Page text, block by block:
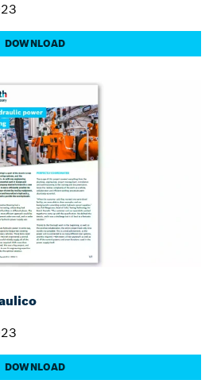
DOWNLOAD
DOWNLOAD